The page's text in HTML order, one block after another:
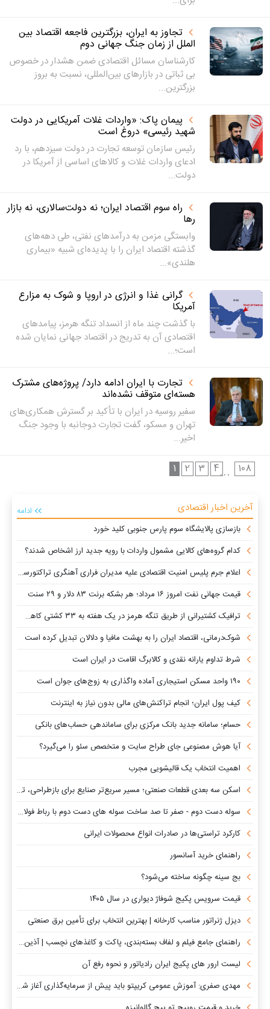
تجاوز به ایران، بزرگترین فاجعه‌ اقتصاد بین
الملل از زمان جنگ جهانی دوم
کارشناسان مسائل اقتصادی ضمن هشدار در خصوص
‌بی ثباتی در بازارهای بین‌المللی، نسبت به بروز
بزرگترین...
پیمان پاک: «واردات غلات آمریکایی در دولت
شهید رئیسی» دروغ است
رئیس سازمان توسعه تجارت در دولت سیزدهم، با رد
ادعای واردات غلات و کالاهای اساسی از آمریکا در
دولت...
راه سوم اقتصاد ایران؛ نه دولت‌سالاری، نه بازار
رها
وابستگی مزمن به درآمدهای نفتی، طی دهه‌های
گذشته اقتصاد ایران را با پدیده‌ای شبیه «بیماری
هلندی»...
گرانی غذا و انرژی در اروپا و شوک به مزارع
آمریکا
با گذشت چند ماه از انسداد تنگه هرمز، پیامدهای
اقتصادی آن به تدریج در اقتصاد جهانی نمایان شده
است؛...
تجارت با ایران ادامه دارد/ پروژه‌های مشترک
هسته‌ای متوقف نشده‌اند
سفیر روسیه در ایران با تأکید بر گسترش همکاری‌های
تهران و مسکو، گفت تجارت دوجانبه با وجود جنگ
اخیر...
1
2 3 4... 108
آخرین اخبار اقتصادی
ادامه
بازسازی پالایشگاه سوم پارس جنوبی کلید خورد
کدام گروه‌های کالایی مشمول واردات با رویه جدید ارز اشخاص شدند؟
اعلام جرم پلیس امنیت اقتصادی علیه مدیران فراری آهنگری تراکتورسازی
قیمت جهانی نفت امروز ۱۶ مرداد؛ هر بشکه برنت ۸۳ دلار و ۲۹ سنت
ترافیک کشتیرانی از طریق تنگه هرمز در یک هفته به ۳۳ کشتی کاهش یافت
شوک‌درمانی، اقتصاد ایران را به بهشت مافیا و دلالان تبدیل کرده است
شرط تداوم یارانه نقدی و کالابرگ اقامت در ایران است
۱۹۰ واحد مسکن استیجاری آماده واگذاری به زوج‌های جوان است
کیف پول ایران؛ انجام تراکنش‌های مالی بدون نیاز به اینترنت
حسام؛ سامانه جدید بانک مرکزی برای ساماندهی حساب‌های بانکی
آیا هوش مصنوعی جای طراح سایت و متخصص سئو را می‌گیرد؟
اهمیت انتخاب یک قالیشویی مجرب
اسکن سه بعدی قطعات صنعتی؛ مسیر سریع‌تر صنایع برای بازطراحی، تولید و نوآوری
سوله دست دوم - صفر تا صد ساخت سوله های دست دوم با رباط فولاد غرب
کارکرد تراستی‌ها در صادرات انواع محصولات ایرانی
راهنمای خرید آسانسور
بج سینه چگونه ساخته می‌شود؟
قیمت سرویس پکیج شوفاژ دیواری در سال ۱۴۰۵
دیزل ژنراتور مناسب کارخانه | بهترین انتخاب برای تأمین برق صنعتی
راهنمای جامع فیلم و لفاف بسته‌بندی، پاکت و کاغذهای نچسب | آذین فناور
لیست ارور های پکیج ایران رادیاتور و نحوه رفع آن
مهدی صفری: آموزش عمومی کریپتو باید پیش از سرمایه‌گذاری آغاز شود